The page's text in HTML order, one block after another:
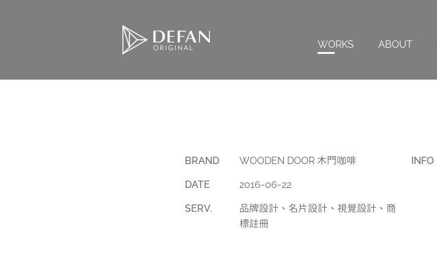
WORKS ABOUT
BRAND WOODEN DOOR 木門咖啡
DATE 2016-06-22
SERV.
品牌設計、名片設計、視覺設計、商
標註冊
INFO